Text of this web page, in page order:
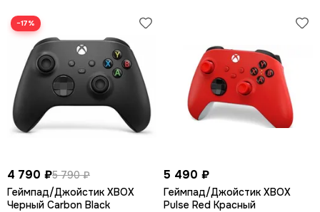
−17%
4 790 ₽5 790 ₽
Геймпад/Джойстик XBOX
Черный Carbon Black
5 490 ₽
Геймпад/Джойстик XBOX
Pulse Red Красный